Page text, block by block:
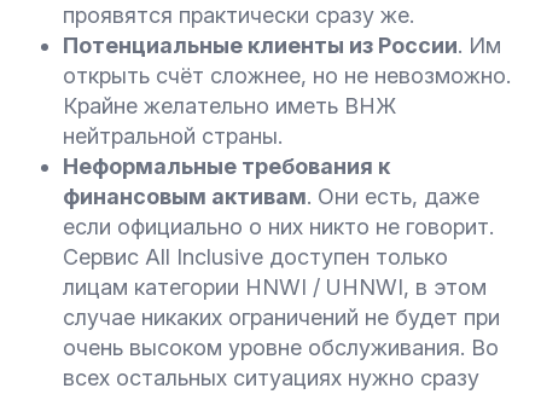
проявятся практически сразу же.
Потенциальные клиенты из России. Им
открыть счёт сложнее, но не невозможно.
Крайне желательно иметь ВНЖ
нейтральной страны.
Неформальные требования к
финансовым активам. Они есть, даже
если официально о них никто не говорит.
Сервис All Inclusive доступен только
лицам категории HNWI / UHNWI, в этом
случае никаких ограничений не будет при
очень высоком уровне обслуживания. Во
всех остальных ситуациях нужно сразу